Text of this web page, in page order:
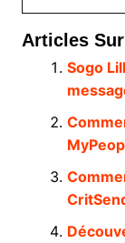
Articles
Sogo